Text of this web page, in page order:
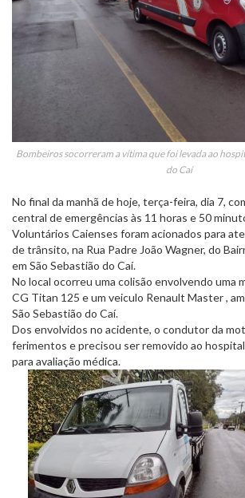
Bombeiros socorreram a vítima que foi levada ao
do Caí
No final da manhã de hoje, terça-feira, dia 7,
central de emergências às 11 horas e 50
Voluntários Caienses foram acionados para
de trânsito, na Rua Padre João Wagner, do
em São Sebastião do Caí.
No local ocorreu uma colisão envolvendo uma
CG Titan 125 e um veiculo Renault Master ,
São Sebastião do Caí.
Dos envolvidos no acidente, o condutor da
ferimentos e precisou ser removido ao hospital
para avaliação médica.